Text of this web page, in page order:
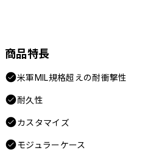
商品特長
米軍MIL規格超えの耐衝撃性
耐久性
カスタマイズ
モジュラーケース